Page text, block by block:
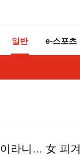
일반 e-스포츠
라니… 女 피